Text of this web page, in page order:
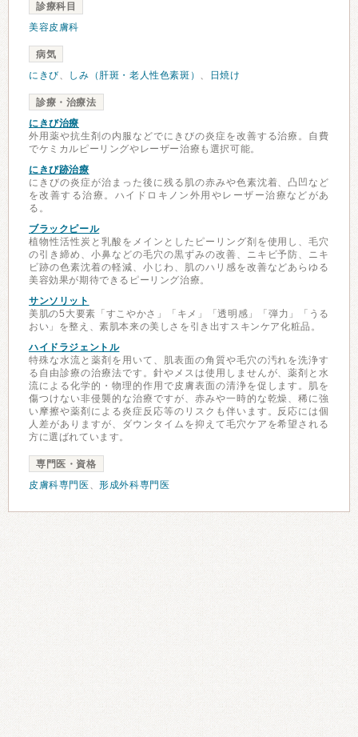
診療科目
美容皮膚科
病気
にきび、 しみ（肝斑・老人性色素斑） 、 日焼け
診療・治療法
にきび治療
外用薬や抗生剤の内服などでにきびの炎症を改善する治療。自費
でケミカルピーリングやレーザー治療も選択可能。
にきび跡治療
にきびの炎症が治まった後に残る肌の赤みや色素沈着、凸凹など
を改善する治療。ハイドロキノン外用やレーザー治療などがあ
る。
ブラックピール
植物性活性炭と乳酸をメインとしたピーリング剤を使用し、毛穴
の引き締め、小鼻などの毛穴の黒ずみの改善、ニキビ予防、ニキ
ビ跡の色素沈着の軽減、小じわ、肌のハリ感を改善などあらゆる
美容効果が期待できるピーリング治療。
サンソリット
美肌の5大要素「すこやかさ」「キメ」「透明感」「弾力」「うる
おい」を整え、素肌本来の美しさを引き出すスキンケア化粧品。
ハイドラジェントル
特殊な水流と薬剤を用いて、肌表面の角質や毛穴の汚れを洗浄す
る自由診療の治療法です。針やメスは使用しませんが、薬剤と水
流による化学的・物理的作用で皮膚表面の清浄を促します。肌を
傷つけない非侵襲的な治療ですが、赤みや一時的な乾燥、稀に強
い摩擦や薬剤による炎症反応等のリスクも伴います。反応には個
人差がありますが、ダウンタイムを抑えて毛穴ケアを希望される
方に選ばれています。
専門医・資格
皮膚科専門医 、形成外科専門医